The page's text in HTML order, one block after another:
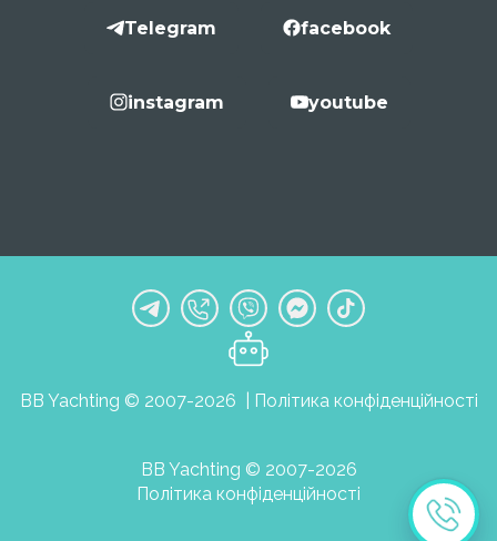
Telegram facebook
instagram youtube
BB Yachting © 2007-2026 | Політика конфіденційності
BB Yachting © 2007-2026
Політика конфіденційності